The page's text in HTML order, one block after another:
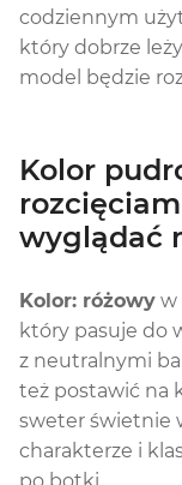
codziennym
który dobrze
model będzie
Kolor
wyglądać
Kolor: różowy w
który pasuje do
z neutralnymi
też postawić na
sweter świetnie
charakterze i